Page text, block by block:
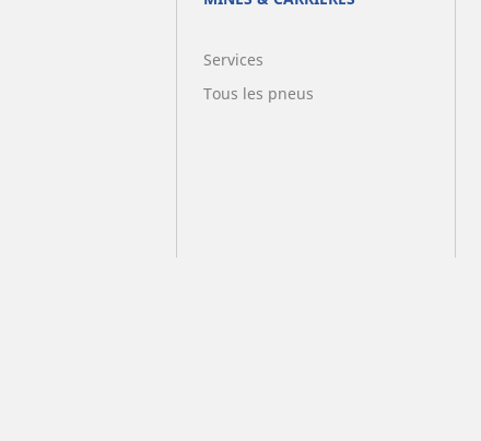
Services
Tous les pneus